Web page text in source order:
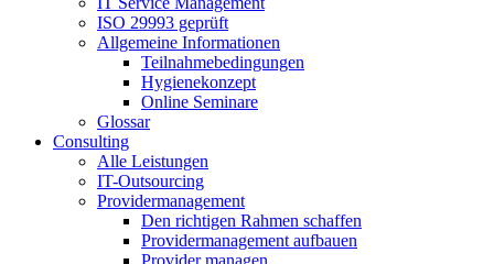
ISO 29993 geprüft
Allgemeine Informationen
Teilnahmebedingungen
Hygienekonzept
Online Seminare
Glossar
Consulting
Alle Leistungen
IT-Outsourcing
Providermanagement
Den richtigen Rahmen schaffen
Providermanagement aufbauen
Provider managen